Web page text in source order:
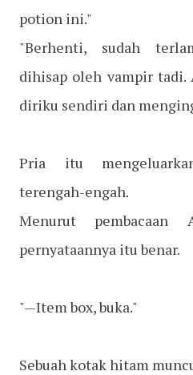
potion ini."
"Berhenti, sudah
dihisap oleh vampir tadi.
diriku sendiri dan
Pria itu
terengah-engah.
Menurut pembacaan
pernyataannya itu benar.
"—Item box, buka."
Sebuah kotak hitam